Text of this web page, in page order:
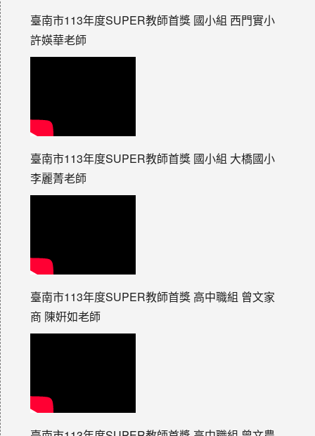
臺南市113年度SUPER教師首獎 國小組 西門實小
許媖華老師
臺南市113年度SUPER教師首獎 國小組 大橋國小
李麗菁老師
臺南市113年度SUPER教師首獎 高中職組 曾文家
商 陳姸如老師